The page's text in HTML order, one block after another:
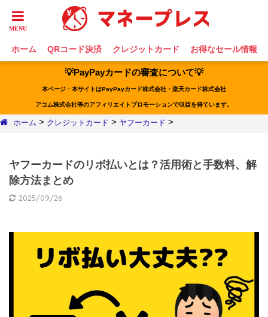
ホーム QRコード決済 クレジットカード お得なセール情報
💡PayPayカードの審査について💡
本ページ・本サイトはPayPayカード株式会社・楽天カード株式会社
アコム株式会社等のアフィリエイトプロモーションで収益を得ています。
ホーム > クレジットカード > ヤフーカード >
ヤフーカードのリボ払いとは？活用術と手数料、解
除方法まとめ
2025/09/26